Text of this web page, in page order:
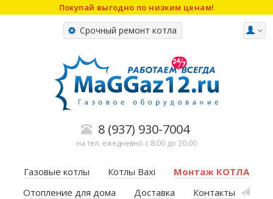
Покупай выгодно по низким ценам!
Срочный ремонт котла
8 (937) 930-7004
на тел. ежедневно с 8:00 до 20:00
Газовые котлы Котлы Baxi
Монтаж КОТЛА
Отопление для дома
Доставка Контакты